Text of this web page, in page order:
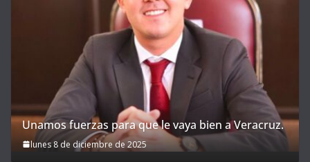
Unamos fuerzas para que le vaya bien a Veracruz.
lunes 8 de diciembre de 2025